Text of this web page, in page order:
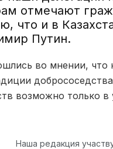
отмечают
что и в
Путин.
во мнении,
возможно только
Наша редакция